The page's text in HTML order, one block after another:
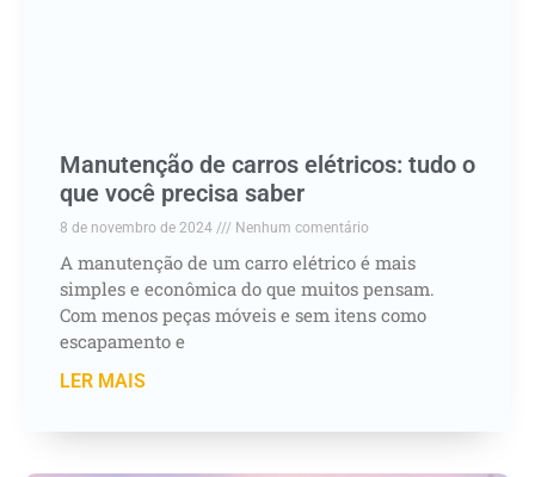
Manutenção de carros elétricos: tudo o
que você precisa saber
8 de novembro de 2024 Nenhum comentário
A manutenção de um carro elétrico é mais
simples e econômica do que muitos pensam.
Com menos peças móveis e sem itens como
escapamento e
LER MAIS